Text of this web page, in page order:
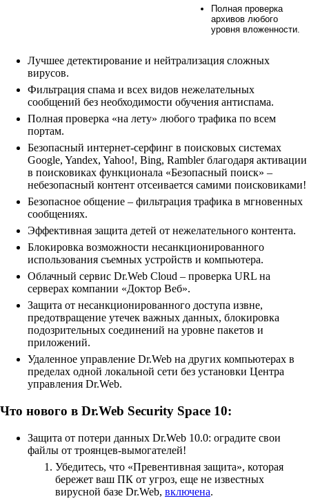
Полная проверка
архивов любого
уровня вложенности.
Лучшее детектирование и нейтрализация сложных
вирусов.
Фильтрация спама и всех видов нежелательных
сообщений без необходимости обучения антиспама.
Полная проверка «на лету» любого трафика по всем
портам.
Безопасный интернет-серфинг в поисковых системах
Google, Yandex, Yahoo!, Bing, Rambler благодаря активации
в поисковиках функционала «Безопасный поиск» –
небезопасный контент отсеивается самими поисковиками!
Безопасное общение – фильтрация трафика в мгновенных
сообщениях.
Эффективная защита детей от нежелательного контента.
Блокировка возможности несанкционированного
использования съемных устройств и компьютера.
Облачный сервис Dr.Web Cloud – проверка URL на
серверах компании «Доктор Веб».
Защита от несанкционированного доступа извне,
предотвращение утечек важных данных, блокировка
подозрительных соединений на уровне пакетов и
приложений.
Удаленное управление Dr.Web на других компьютерах в
пределах одной локальной сети без установки Центра
управления Dr.Web.
Что нового в Dr.Web Security Space 10:
Защита от потери данных Dr.Web 10.0: оградите свои
файлы от троянцев-вымогателей!
Убедитесь, что «Превентивная защита», которая
бережет ваш ПК от угроз, еще не известных
вирусной базе Dr.Web, включена.